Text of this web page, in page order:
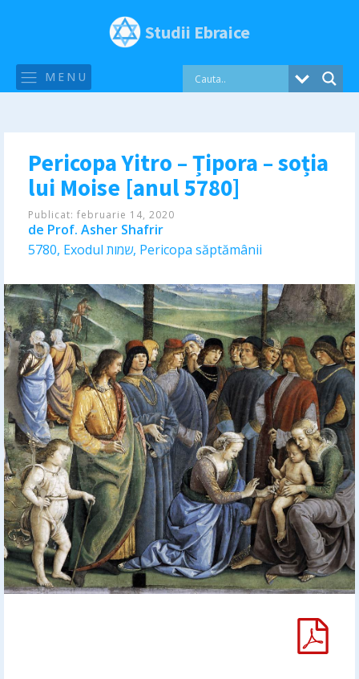
Studii Ebraice
MENU
Pericopa Yitro – Țipora – soția
lui Moise [anul 5780]
Publicat: februarie 14, 2020
de Prof. Asher Shafrir
5780, Exodul שמות, Pericopa săptămânii